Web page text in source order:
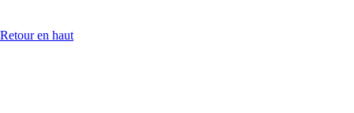
Retour en haut